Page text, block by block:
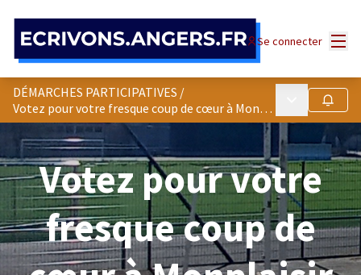
Se connecter
DÉMARCHES PARTICIPATIVES /
Votez pour votre fresque coup de cœur à Monplaisir
Menu Suivre
Votez pour votre
fresque coup de